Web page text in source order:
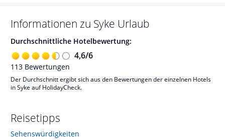
Informationen zu Syke Urlaub
Durchschnittliche Hotelbewertung:
4,6/6
113 Bewertungen
Der Durchschnitt ergibt sich aus den Bewertungen der einzelnen Hotels
in Syke auf HolidayCheck.
Reisetipps
Sehenswürdigkeiten